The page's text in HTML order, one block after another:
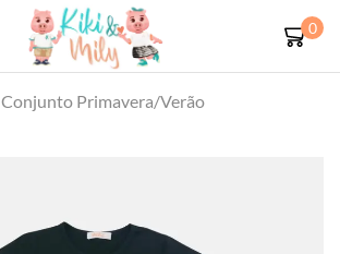
0
Conjunto Primavera/Verão